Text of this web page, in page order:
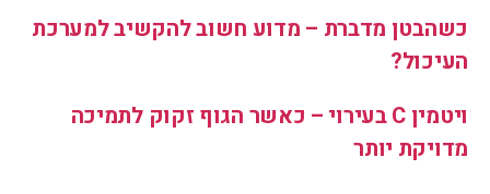
כשהבטן מדברת – מדוע חשוב להקשיב למערכת
העיכול?
ויטמין C בעירוי – כאשר הגוף זקוק לתמיכה
מדויקת יותר